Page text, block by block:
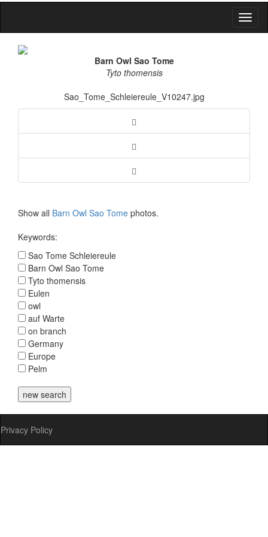
Barn Owl Sao Tome
Tyto thomensis
Sao_Tome_Schleiereule_V10247.jpg
Show all Barn Owl Sao Tome photos.
Keywords:
Sao Tome Schleiereule
Barn Owl Sao Tome
Tyto thomensis
Eulen
owl
auf Warte
on branch
Germany
Europe
Pelm
Privacy Policy